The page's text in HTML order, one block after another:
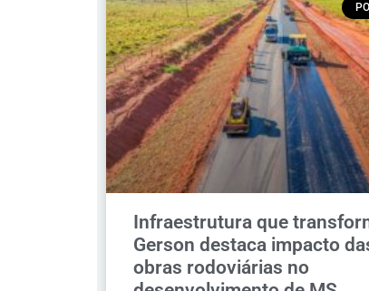
Infraestrutura que
Gerson destaca impacto
obras rodoviárias no